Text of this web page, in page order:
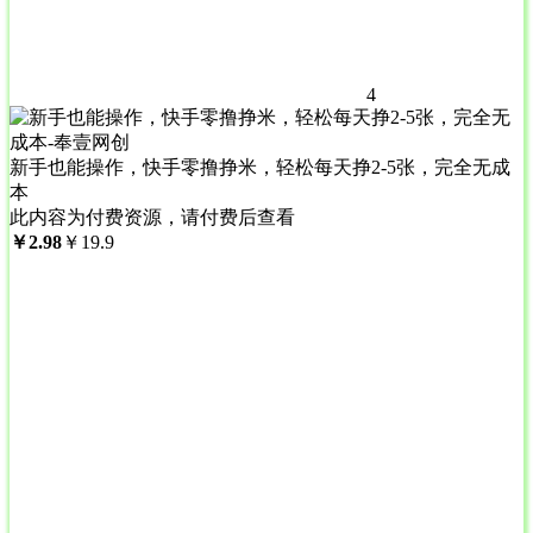
4
新手也能操作，快手零撸挣米，轻松每天挣2-5张，完全无成
本
此内容为付费资源，请付费后查看
￥2.98 ￥ 19.9